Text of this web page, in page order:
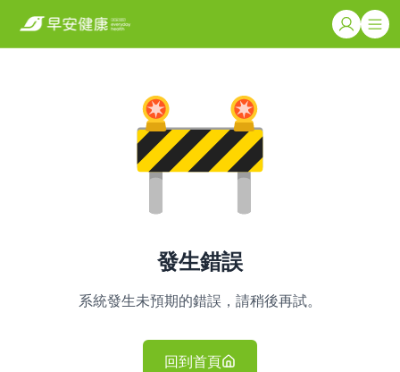
發生錯誤
系統發生未預期的錯誤，請稍後再試。
回到首頁